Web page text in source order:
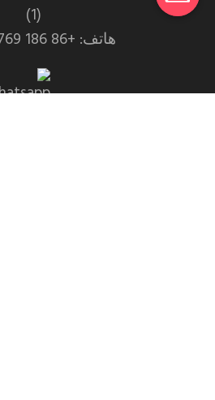
هاتف: +86 186 0769 4667